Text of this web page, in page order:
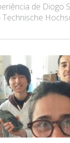
de Diogo
Technische